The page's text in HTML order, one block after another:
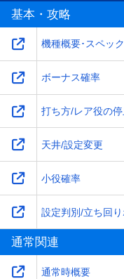
基本・攻略
機種概要･スペック
ボーナス確率
打ち方/レア役の
天井/設定変更
小役確率
設定判別/立ち回り
通常関連
通常時概要